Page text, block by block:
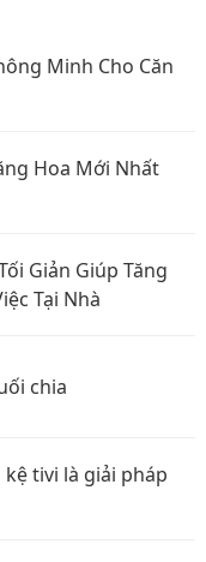
Minh Cho Căn
Hoa Mới Nhất
Giản Giúp Tăng
Tại Nhà
chia
tivi là giải pháp